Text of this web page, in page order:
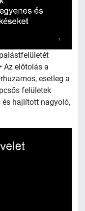
Az előtolás a
esetleg a
felületek
és hajlított nagyoló,